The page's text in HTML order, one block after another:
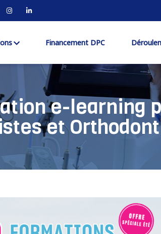
Financement DPC
e-learning
et